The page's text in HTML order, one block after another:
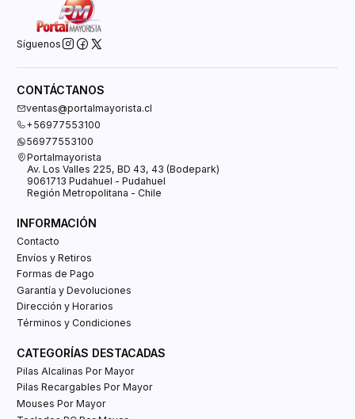
Síguenos
CONTÁCTANOS
ventas@portalmayorista.cl
+56977553100
56977553100
Portalmayorista
Av. Los Valles 225, BD 43, 43 (Bodepark)
9061713 Pudahuel - Pudahuel
Región Metropolitana - Chile
INFORMACIÓN
Contacto
Envíos y Retiros
Formas de Pago
Garantía y Devoluciones
Dirección y Horarios
Términos y Condiciones
CATEGORÍAS DESTACADAS
Pilas Alcalinas Por Mayor
Pilas Recargables Por Mayor
Mouses Por Mayor